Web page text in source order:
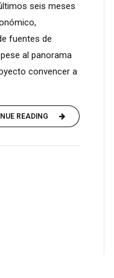
seis meses
fuentes de
al panorama
convencer a
READING